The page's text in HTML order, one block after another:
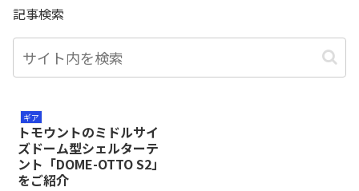
記事検索
ギア
トモウントのミドルサイ
ズドーム型シェルターテ
ント「DOME-OTTO S2」
をご紹介